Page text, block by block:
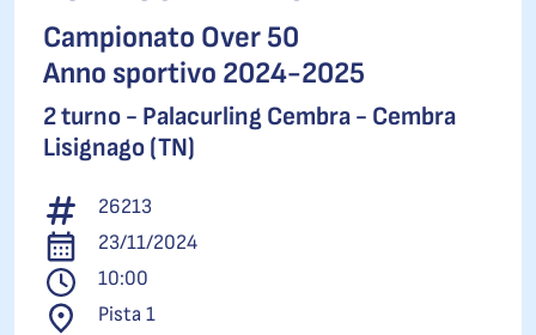
Campionato Over 50
Anno sportivo 2024-2025
2 turno - Palacurling Cembra - Cembra
Lisignago (TN)
26213
23/11/2024
10:00
Pista 1